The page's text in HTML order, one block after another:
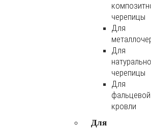
черепицы
Для
Для
черепицы
Для
фальцевой
кровли
Для